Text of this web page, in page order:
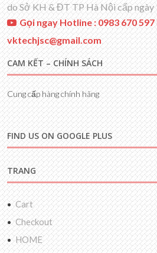
do Sở KH & ĐT TP Hà Nội cấp
Gọi ngay Hotline : 0983 670 597
vktechjsc@gmail.com
CAM KẾT – CHÍNH SÁCH
Cung cấp hàng chính hãng
FIND US ON GOOGLE PLUS
TRANG
Cart
Checkout
HOME